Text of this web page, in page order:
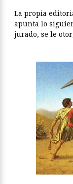
La propia
apunta lo
jurado, se le